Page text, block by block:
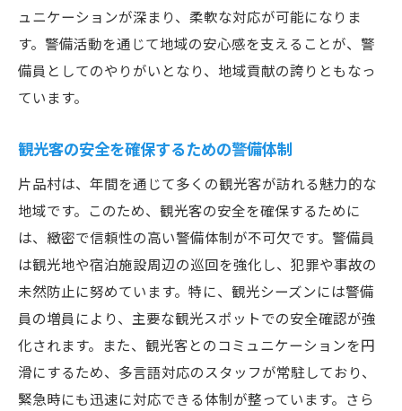
持続可能な警備体制の構築
地域の成長を支える安全計画
観光と共生するための警備戦略
片品村の警備体制観光と地域安全の両立を目指
して
バランスの取れた警備戦略の重要性
地域特性に応じた警備計画の策定
観光客と地域住民の双方に配慮した警備
最新技術を活用した安心安全対策
地域の特性を活かした警備スタイル
未来を見据えた警備体制の進化
ュニケーションが深まり、柔軟な対応が可能になりま
す。警備活動を通じて地域の安心感を支えることが、警
備員としてのやりがいとなり、地域貢献の誇りともなっ
ています。
観光客の安全を確保するための警備体制
片品村は、年間を通じて多くの観光客が訪れる魅力的な
地域です。このため、観光客の安全を確保するために
は、緻密で信頼性の高い警備体制が不可欠です。警備員
は観光地や宿泊施設周辺の巡回を強化し、犯罪や事故の
未然防止に努めています。特に、観光シーズンには警備
員の増員により、主要な観光スポットでの安全確認が強
化されます。また、観光客とのコミュニケーションを円
滑にするため、多言語対応のスタッフが常駐しており、
緊急時にも迅速に対応できる体制が整っています。さら